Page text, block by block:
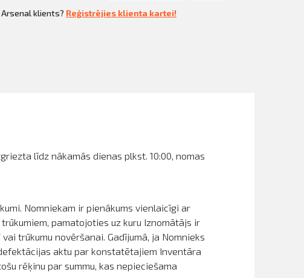
klients? Reģistrējies klienta kartei!
līdz nākamās dienas plkst. 10:00, nomas
Nomniekam ir pienākums vienlaicīgi ar
pamatojoties uz kuru Iznomātājs ir
trūkumu novēršanai. Gadījumā, ja Nomnieks
aktu par konstatētajiem Inventāra
rēķinu par summu, kas nepieciešama